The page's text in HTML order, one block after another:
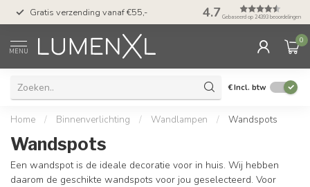
Gratis verzending vanaf €55,- 50 dagen
met Klarna
4.7 Gebaseerd op 24393 beoordelingen
MENU
0
€Incl. btw
Home / Binnenverlichting / Wandlampen / Wandspots
Wandspots
Een wandspot is de ideale decoratie voor in huis. Wij hebben
daarom de geschikte wandspots voor jou geselecteerd. Voor